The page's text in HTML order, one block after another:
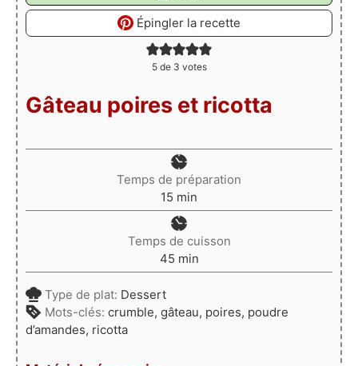
Épingler la recette
5de 3 votes
Gâteau poires et ricotta
Temps de préparation
15 minutes
min
Temps de cuisson
45minutes
min
Type de plat: Dessert
Mots-clés: crumble, gâteau, poires, poudre
d’amandes, ricotta